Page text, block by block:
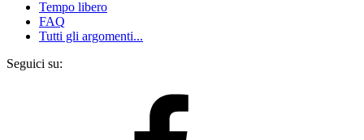
Tempo libero
FAQ
Tutti gli argomenti...
Seguici su: